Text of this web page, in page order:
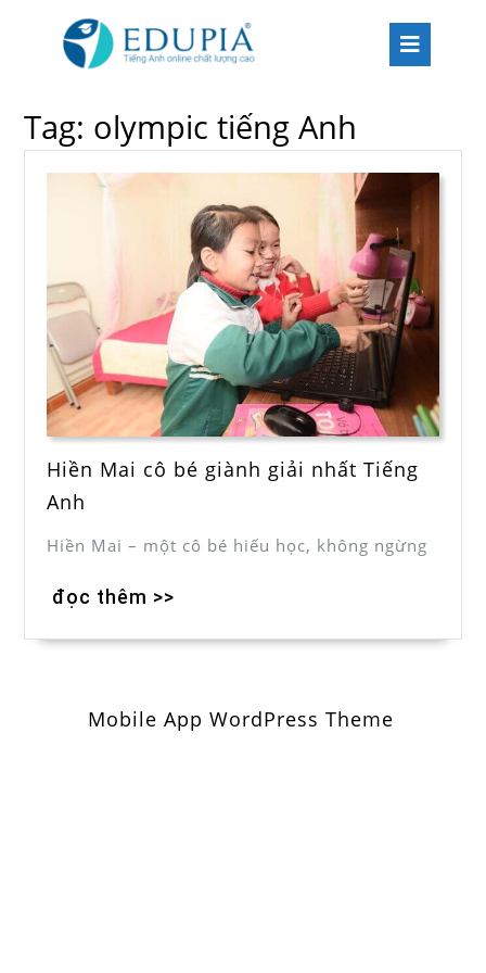
Tag: olympic tiếng Anh
Hiền Mai cô bé giành giải nhất Tiếng
Anh
Hiền Mai – một cô bé hiếu học, không ngừng
đọc thêm >>
Mobile App WordPress Theme